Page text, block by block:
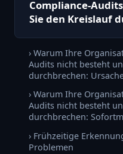
Compliance-
Sie den Kreislauf
› Warum Ihre
Audits nicht besteht
durchbrechen:
› Warum Ihre
Audits nicht besteht
durchbrechen:
› Frühzeitige
Problemen